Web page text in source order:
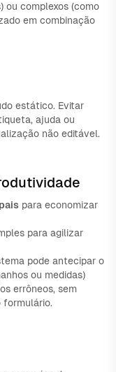
ou complexos (como
em combinação
estático. Evitar
ajuda ou
não editável.
para economizar
para agilizar
pode antecipar o
ou medidas)
errôneos, sem
formulário.